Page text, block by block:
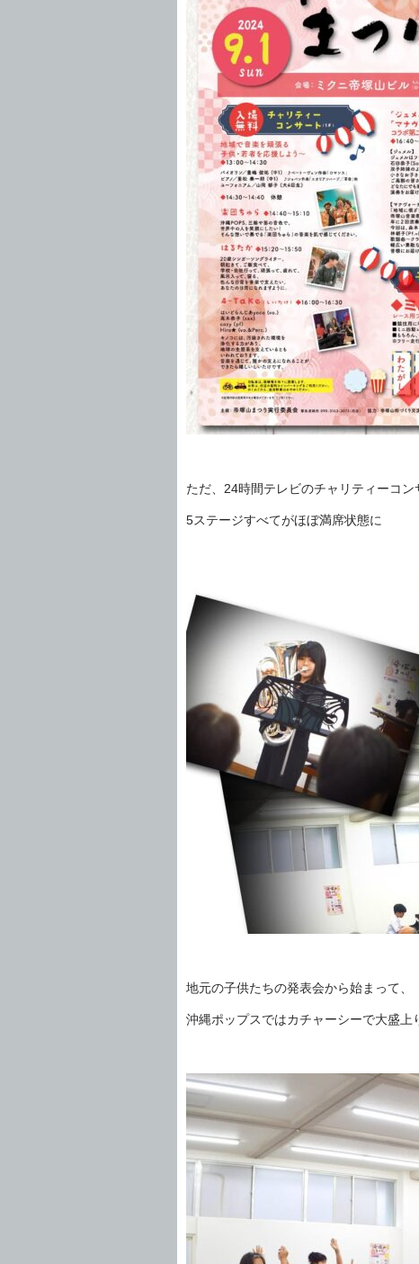
ただ、24時間テレビのチャリティーコン
5ステージすべてがほぼ満席状態に
地元の子供たちの発表会から始まって、
沖縄ポップスではカチャーシーで大盛上